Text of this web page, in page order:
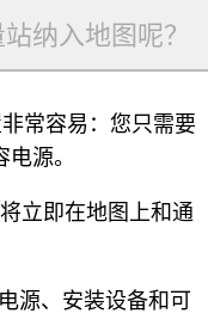
纳入地图呢？
常容易：您只需要
源。
立即在地图上和通
源、安装设备和可